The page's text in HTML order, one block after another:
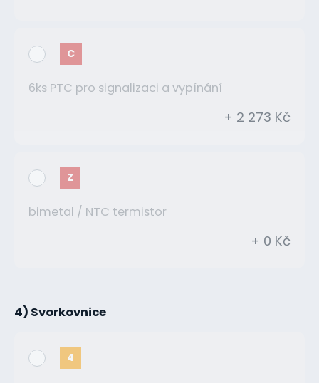
C
6ks PTC pro signalizaci a vypínání
+ 2 273 Kč
Z
bimetal / NTC termistor
+ 0 Kč
4) Svorkovnice
4